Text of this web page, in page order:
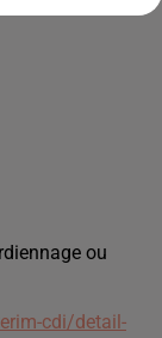
ou
cdi/detail-